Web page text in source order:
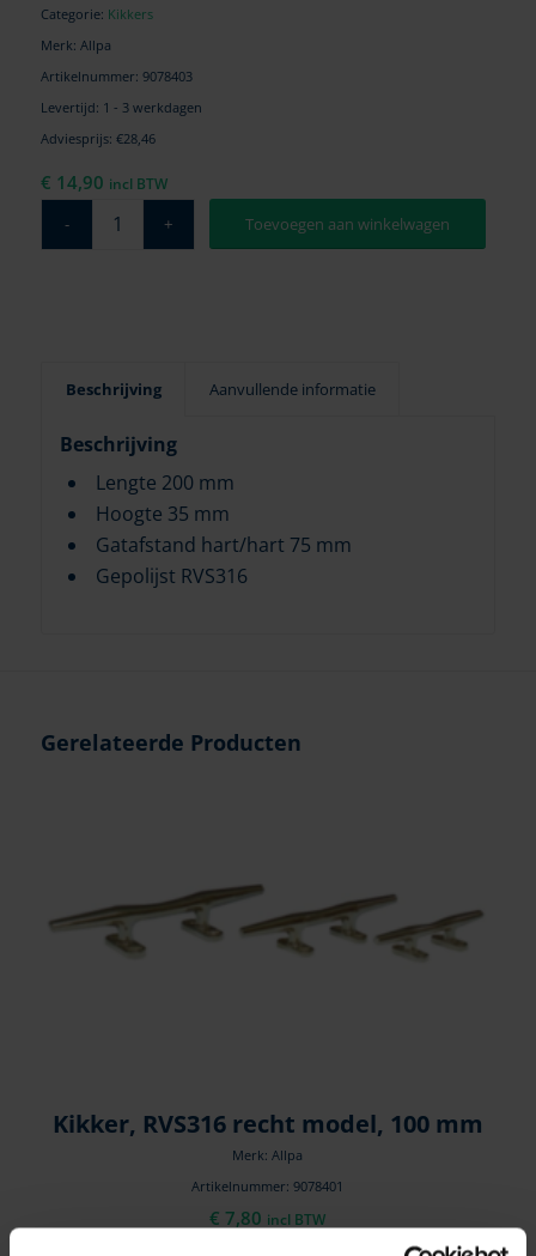
Categorie: Kikkers
Merk: Allpa
Artikelnummer: 9078403
Levertijd: 1 - 3 werkdagen
Adviesprijs: €28,46
€ 14,90 incl BTW
Toevoegen aan winkelwagen
Beschrijving Aanvullende informatie
Beschrijving
Lengte 200 mm
Hoogte 35 mm
Gatafstand hart/hart 75 mm
Gepolijst RVS316
Gerelateerde Producten
Kikker, RVS316 recht model, 100 mm
Merk: Allpa
Artikelnummer: 9078401
€ 7,80 incl BTW